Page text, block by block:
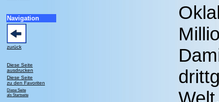
Navigation
zurück
Diese Seite
ausdrucken
Diese Seite
zu den Favoriten
Diese Seite
als Startseite